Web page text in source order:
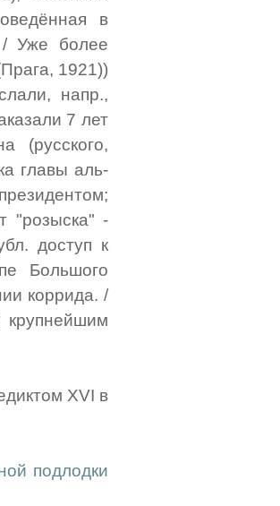
в
/ Уже более
1921))
напр.,
7 лет
(русского,
главы аль-
"розыска" -
доступ к
Большого
коррида. /
XVI в
подлодки